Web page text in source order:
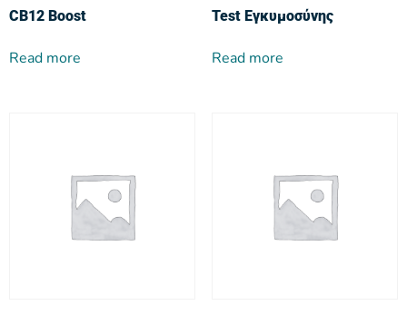
CB12 Boost
Read more
Test Εγκυμοσύνης
Read more